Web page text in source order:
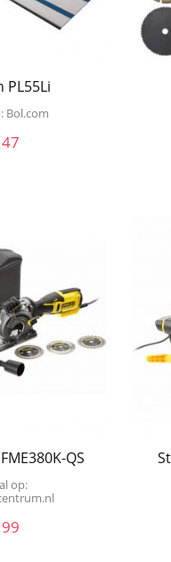
PL55Li
bol.com
QS
op: